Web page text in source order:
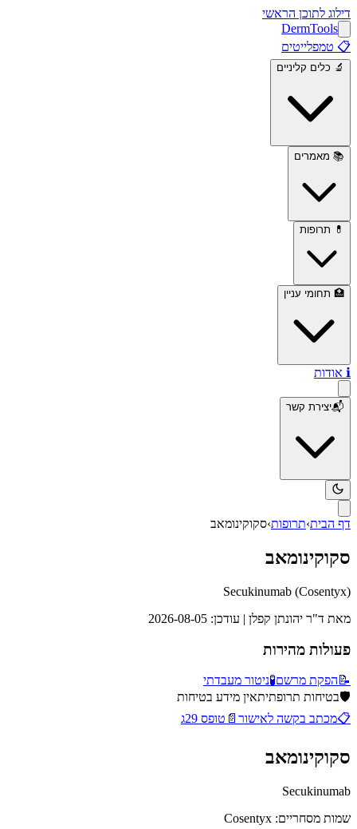
דילוג לתוכן הראשי
DermTools
📋 טמפלייטים
🔬 כלים קליניים
📚 מאמרים
💊 תרופות
🏥 תחומי עניין
ℹ️ אודות
📬יצירת קשר
דף הבית›תרופות›סקוקינומאב
סקוקינומאב
Secukinumab (Cosentyx)
מאת ד"ר יהונתן קפלן | עודכן: 2026-08-05
פעולות מהירות
📝 הפקת מרשם🧪ניטור מעבדתי
🛡️בטיחות תרופתיתאין מידע בטיחות
📋מכתב בקשה לאישור 📄 טופס 29ג
סקוקינומאב
Secukinumab
שמות מסחריים: Cosentyx